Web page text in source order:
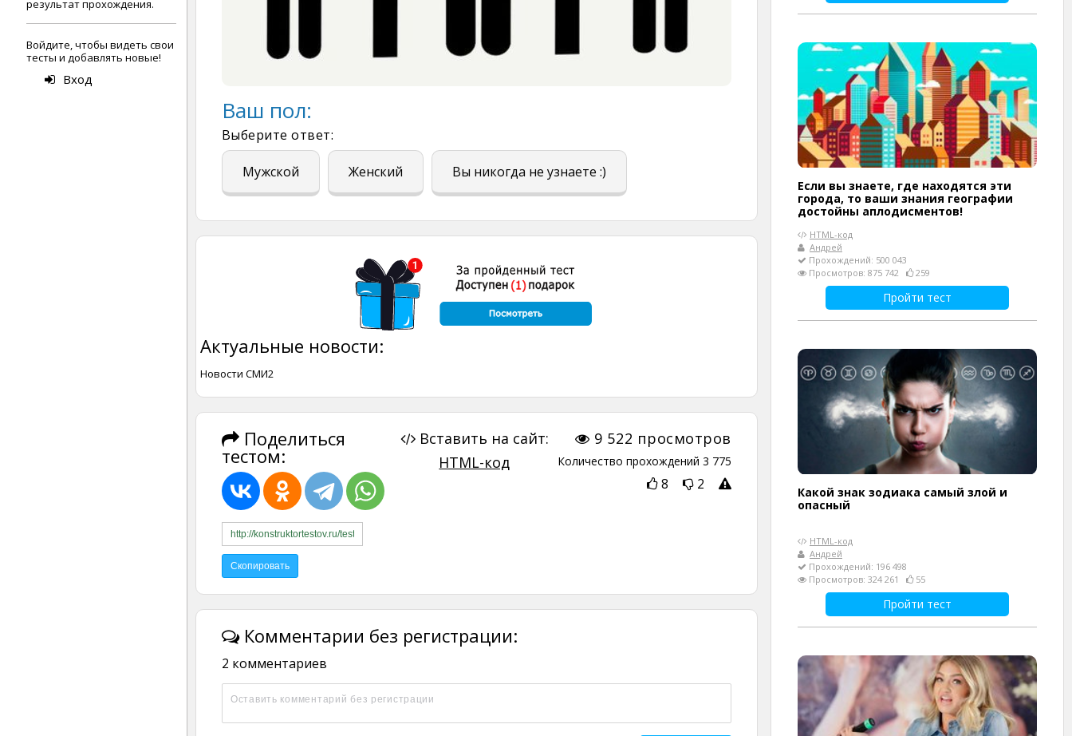
результат прохождения.
Войдите, чтобы видеть свои
тесты и добавлять новые!
Вход
Ваш пол:
Выберите ответ:
Мужской Женский Вы никогда не узнаете :)
Актуальные новости:
Новости СМИ2
Поделиться
тестом:
9 522 просмотров
Количество прохождений 3 775
8 2
Вставить на сайт:
HTML-код
Комментарии без регистрации:
2 комментариев
Если вы знаете, где находятся эти
города, то ваши знания географии
достойны аплодисментов!
HTML-код
Андрей
Прохождений: 500 043
Просмотров: 875 742
259
Пройти тест
Какой знак зодиака самый злой и
опасный
HTML-код
Андрей
Прохождений: 196 498
Просмотров: 324 261
55
Пройти тест